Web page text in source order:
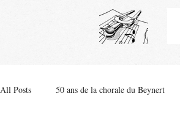
All Posts 50 ans de la chorale du Beynert